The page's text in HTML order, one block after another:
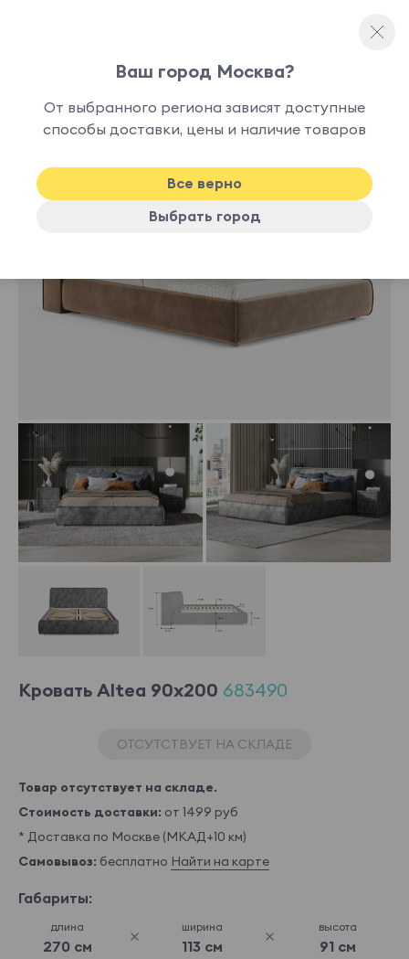
наличии
Кровать Altea 90x200 683490
ОТСУТСТВУЕТ НА СКЛАДЕ
Товар отсутствует на складе.
Стоимость доставки: от 1499 руб
* Доставка по Москве (МКАД+10 км)
Самовывоз: бесплатно Найти на карте
Габариты:
длина
270 см
ширина
113 см
высота
91 см
Ваш город Москва?
От выбранного региона зависят доступные
способы доставки, цены и наличие товаров
Все верно
Выбрать город